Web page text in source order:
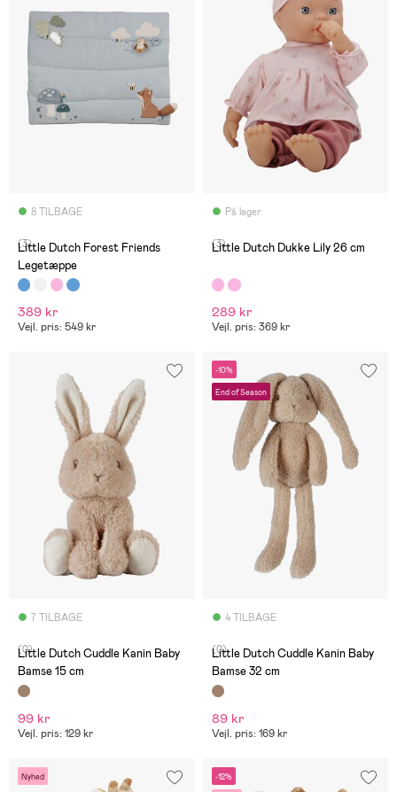
8 TILBAGE
(3)
Little Dutch Forest Friends
Legetæppe
389 kr
Vejl. pris: 549 kr
På lager
(3)
Little Dutch Dukke Lily 26 cm
289 kr
Vejl. pris: 369 kr
7 TILBAGE
(0)
Little Dutch Cuddle Kanin Baby
Bamse 15 cm
99 kr
Vejl. pris: 129 kr
-10%
End of Season
4 TILBAGE
(0)
Little Dutch Cuddle Kanin Baby
Bamse 32 cm
89 kr
Vejl. pris: 169 kr
Nyhed -12%